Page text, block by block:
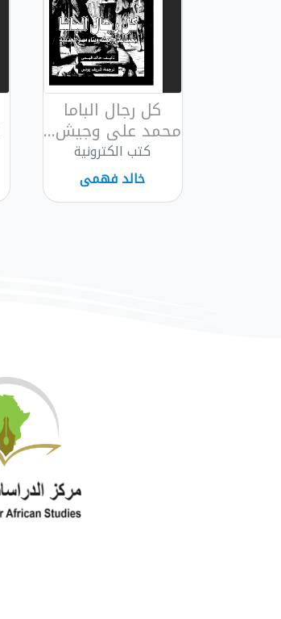
كل رجال الباما
محمد على وجيش...
كتب الكترونية
خالد فهمى